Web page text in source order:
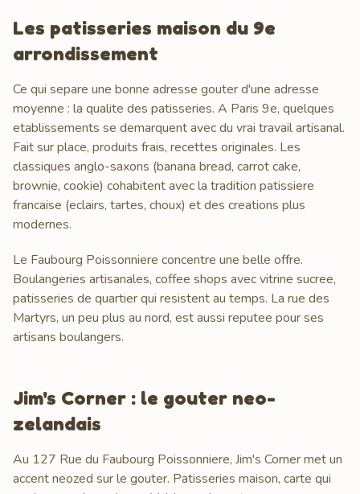
Les patisseries maison du 9e
arrondissement
Ce qui separe une bonne adresse gouter d'une adresse
moyenne : la qualite des patisseries. A Paris 9e, quelques
etablissements se demarquent avec du vrai travail artisanal.
Fait sur place, produits frais, recettes originales. Les
classiques anglo-saxons (banana bread, carrot cake,
brownie, cookie) cohabitent avec la tradition patissiere
francaise (eclairs, tartes, choux) et des creations plus
modernes.
Le Faubourg Poissonniere concentre une belle offre.
Boulangeries artisanales, coffee shops avec vitrine sucree,
patisseries de quartier qui resistent au temps. La rue des
Martyrs, un peu plus au nord, est aussi reputee pour ses
artisans boulangers.
Jim's Corner : le gouter neo-
zelandais
Au 127 Rue du Faubourg Poissonniere, Jim's Corner met un
accent neozed sur le gouter. Patisseries maison, carte qui